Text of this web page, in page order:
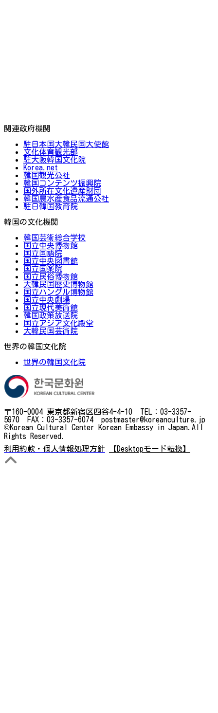
関連政府機関
駐日本国大韓民国大使館
文化体育観光部
駐大阪韓国文化院
Korea.net
韓国観光公社
韓国コンテンツ振興院
国外所在文化遺産財団
韓国農水産食品流通公社
駐日韓国教育院
韓国の文化機関
韓国芸術総合学校
国立中央博物館
国立国語院
国立中央図書館
国立国楽院
国立民俗博物館
大韓民国歴史博物館
国立ハングル博物館
国立中央劇場
国立現代美術館
韓国政策放送院
国立アジア文化殿堂
大韓民国芸術院
世界の韓国文化院
世界の韓国文化院
〒160-0004 東京都新宿区四谷4-4-10 TEL：03-3357-
5970 FAX：03-3357-6074 postmaster@koreanculture.jp
©Korean Cultural Center Korean Embassy in Japan.All
Rights Reserved.
利用約款・個人情報処理方針
【Desktopモード転換】